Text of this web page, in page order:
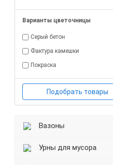
Варианты цветочницы
Серый бетон
Фактура камешки
Покраска
Подобрать товары
Вазоны
Урны для мусора